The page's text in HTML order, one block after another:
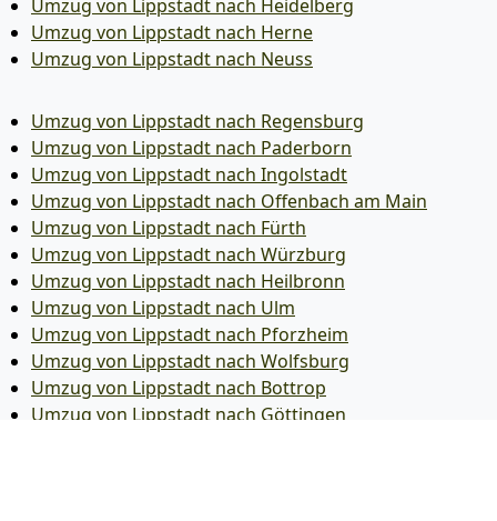
Umzug von Lippstadt nach Heidelberg
Umzug von Lippstadt nach Herne
Umzug von Lippstadt nach Neuss
Umzug von Lippstadt nach Regensburg
Umzug von Lippstadt nach Paderborn
Umzug von Lippstadt nach Ingolstadt
Umzug von Lippstadt nach Offenbach am Main
Umzug von Lippstadt nach Fürth
Umzug von Lippstadt nach Würzburg
Umzug von Lippstadt nach Heilbronn
Umzug von Lippstadt nach Ulm
Umzug von Lippstadt nach Pforzheim
Umzug von Lippstadt nach Wolfsburg
Umzug von Lippstadt nach Bottrop
Umzug von Lippstadt nach Göttingen